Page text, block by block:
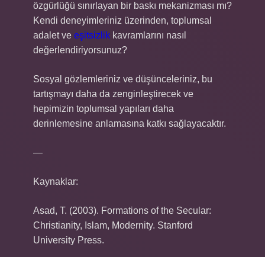
özgürlüğü sınırlayan bir baskı mekanizması mı?
Kendi deneyimleriniz üzerinden, toplumsal
adalet ve eşitsizlik kavramlarını nasıl
değerlendiriyorsunuz?
Sosyal gözlemleriniz ve düşünceleriniz, bu
tartışmayı daha da zenginleştirecek ve
hepimizin toplumsal yapıları daha
derinlemesine anlamasına katkı sağlayacaktır.
—
Kaynaklar:
Asad, T. (2003). Formations of the Secular:
Christianity, Islam, Modernity. Stanford
University Press.